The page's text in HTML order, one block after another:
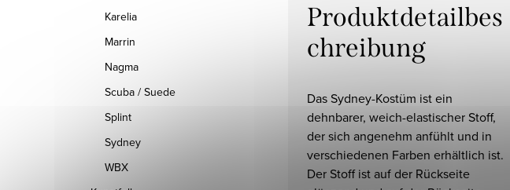
Karelia
Marrin
Nagma
Scuba / Suede
Splint
Sydney
WBX
Produktdetailbes
chreibung
Das Sydney-Kostüm ist ein
dehnbarer, weich-elastischer Stoff,
der sich angenehm anfühlt und in
verschiedenen Farben erhältlich ist.
Der Stoff ist auf der Rückseite